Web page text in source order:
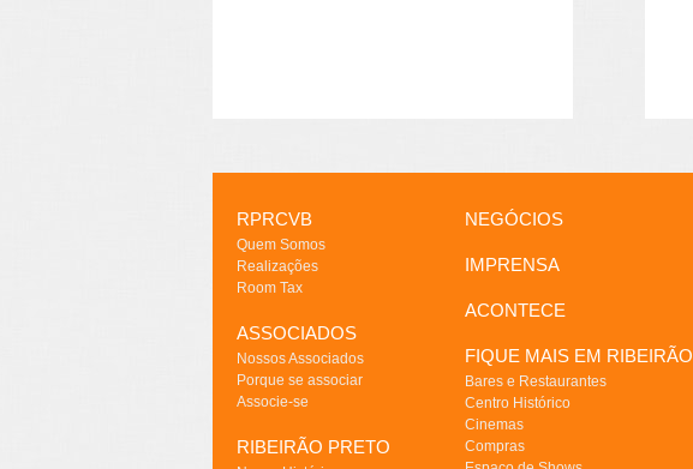
RPRCVB
Quem Somos
Realizações
Room Tax
ASSOCIADOS
Nossos Associados
Porque se associar
Associe-se
RIBEIRÃO PRETO
NEGÓCIOS
IMPRENSA
ACONTECE
FIQUE MAIS EM RIBEIRÃO
Bares e Restaurantes
Centro Histórico
Cinemas
Compras